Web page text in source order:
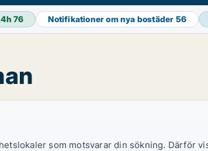
76 Notifikationer om nya bostäder 56
som motsvarar din sökning. Därför